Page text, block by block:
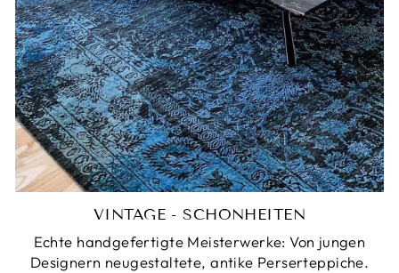
VINTAGE - SCHÖNHEITEN
Echte handgefertigte Meisterwerke: Von jungen
Designern neugestaltete, antike Perserteppiche.